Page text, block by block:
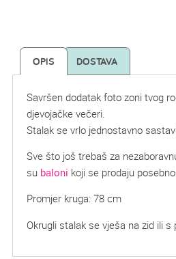
OPIS DOSTAVA
Savršen dodatak foto zoni tvog
djevojačke večeri.
Stalak se vrlo jednostavno
Sve što još trebaš za
su baloni koji se prodaju
Promjer kruga: 78 cm
Okrugli stalak se vješa na zid ili s